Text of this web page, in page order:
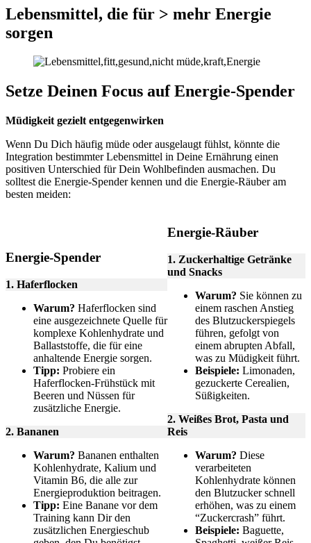
Lebensmittel, die für > mehr Energie
sorgen
Setze Deinen Focus auf Energie-Spender
Müdigkeit gezielt entgegenwirken
Wenn Du Dich häufig müde oder ausgelaugt fühlst, könnte die
Integration bestimmter Lebensmittel in Deine Ernährung einen
positiven Unterschied für Dein Wohlbefinden ausmachen. Du
solltest die Energie-Spender kennen und die Energie-Räuber am
besten meiden:
Energie-Spender
1. Haferflocken
Warum? Haferflocken sind
eine ausgezeichnete Quelle für
komplexe Kohlenhydrate und
Ballaststoffe, die für eine
anhaltende Energie sorgen.
Tipp: Probiere ein
Haferflocken-Frühstück mit
Beeren und Nüssen für
zusätzliche Energie.
2. Bananen
Warum? Bananen enthalten
Kohlenhydrate, Kalium und
Vitamin B6, die alle zur
Energieproduktion beitragen.
Tipp: Eine Banane vor dem
Training kann Dir den
zusätzlichen Energieschub
Energie-Räuber
1. Zuckerhaltige Getränke
und Snacks
Warum? Sie können zu
einem raschen Anstieg
des Blutzuckerspiegels
führen, gefolgt von
einem abrupten Abfall,
was zu Müdigkeit führt.
Beispiele: Limonaden,
gezuckerte Cerealien,
Süßigkeiten.
2. Weißes Brot, Pasta und
Reis
Warum? Diese
verarbeiteten
Kohlenhydrate können
den Blutzucker schnell
erhöhen, was zu einem
“Zuckercrash” führt.
Beispiele: Baguette,